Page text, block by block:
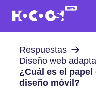
Respuestas
Diseño web
¿Cuál es el
diseño móvil?